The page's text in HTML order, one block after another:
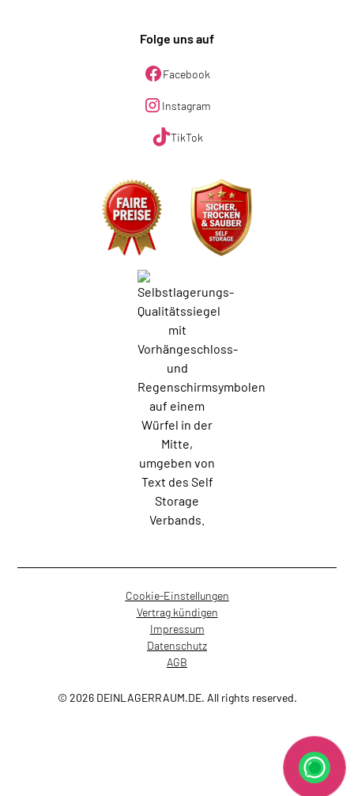
Folge uns auf
Facebook
Instagram
TikTok
© 2026 DEINLAGERRAUM.DE. All rights reserved.
Cookie-Einstellungen
Vertrag kündigen
Impressum
Datenschutz
AGB